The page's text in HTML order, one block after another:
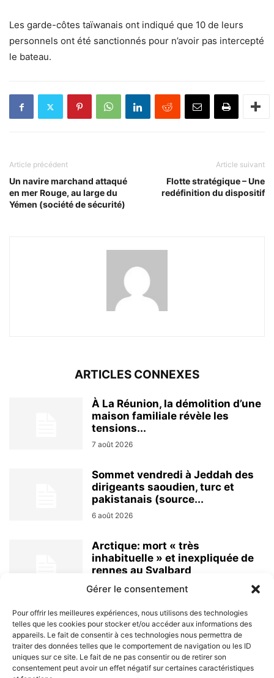
Gérer le consentement
Pour offrir les meilleures expériences, nous utilisons des technologies
telles que les cookies pour stocker et/ou accéder aux informations des
appareils. Le fait de consentir à ces technologies nous permettra de
traiter des données telles que le comportement de navigation ou les ID
uniques sur ce site. Le fait de ne pas consentir ou de retirer son
consentement peut avoir un effet négatif sur certaines caractéristiques
Les garde-côtes taïwanais ont indiqué que 10 de leurs
personnels ont été sanctionnés pour n’avoir pas intercepté
le bateau.
Article précédent
Un navire marchand attaqué
en mer Rouge, au large du
Yémen (société de sécurité)
Article suivant
Flotte stratégique – Une
redéfinition du dispositif
ARTICLES CONNEXES
À La Réunion, la démolition d’une
maison familiale révèle les
tensions...
7 août 2026
Sommet vendredi à Jeddah des
dirigeants saoudien, turc et
pakistanais (source...
6 août 2026
Arctique: mort « très
inhabituelle » et inexpliquée de
rennes au Svalbard
6 août 2026